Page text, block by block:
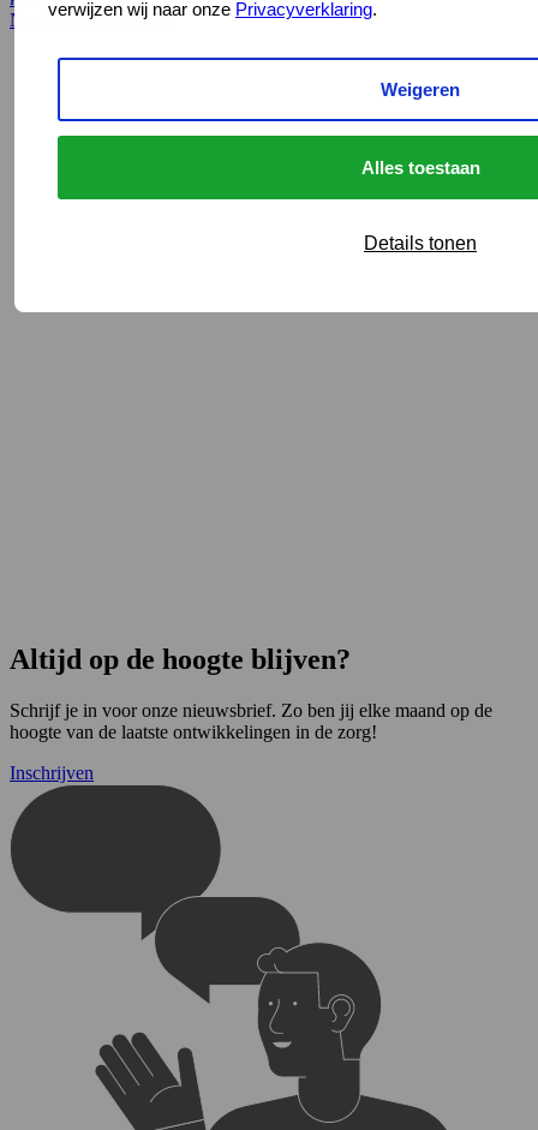
verwijzen wij naar onze Privacyverklaring.
Weigeren
Alles toestaan
Details tonen
Naar einde van slider
Altijd op de hoogte blijven?
Schrijf je in voor onze nieuwsbrief. Zo ben jij elke maand op de
hoogte van de laatste ontwikkelingen in de zorg!
Inschrijven